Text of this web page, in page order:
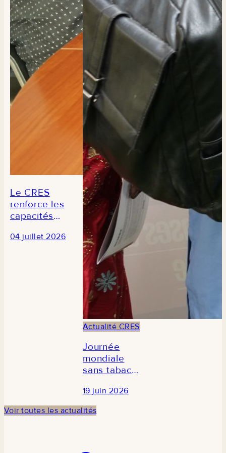
Le CRES
renforce les
capacités
journalistes
04 juillet 2026
Actualité CRES
Journée
mondiale
sans tabac
CRES
participe à la
commémoration
19 juin 2026
de
composition
des aliments
du Sénégal
Voir toutes les actualités